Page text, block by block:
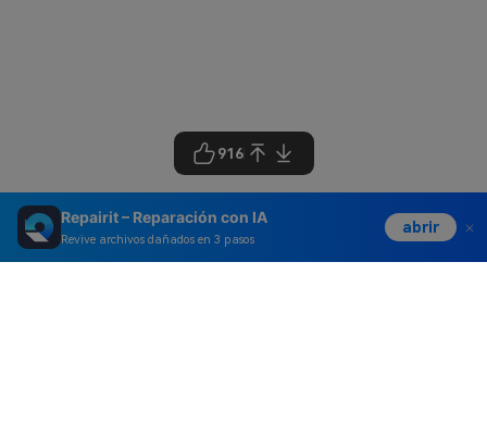
Repairit – Reparación con IA
Revive archivos dañados en 3 pasos
abrir
916